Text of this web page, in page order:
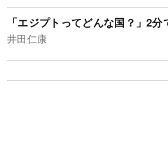
「エジプトってどんな国？」2
井田仁康